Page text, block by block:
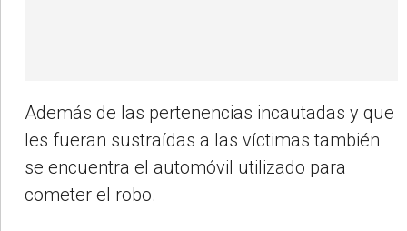
Además de las pertenencias incautadas y que
les fueran sustraídas a las víctimas también
se encuentra el automóvil utilizado para
cometer el robo.